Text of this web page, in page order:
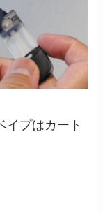
イプはカート